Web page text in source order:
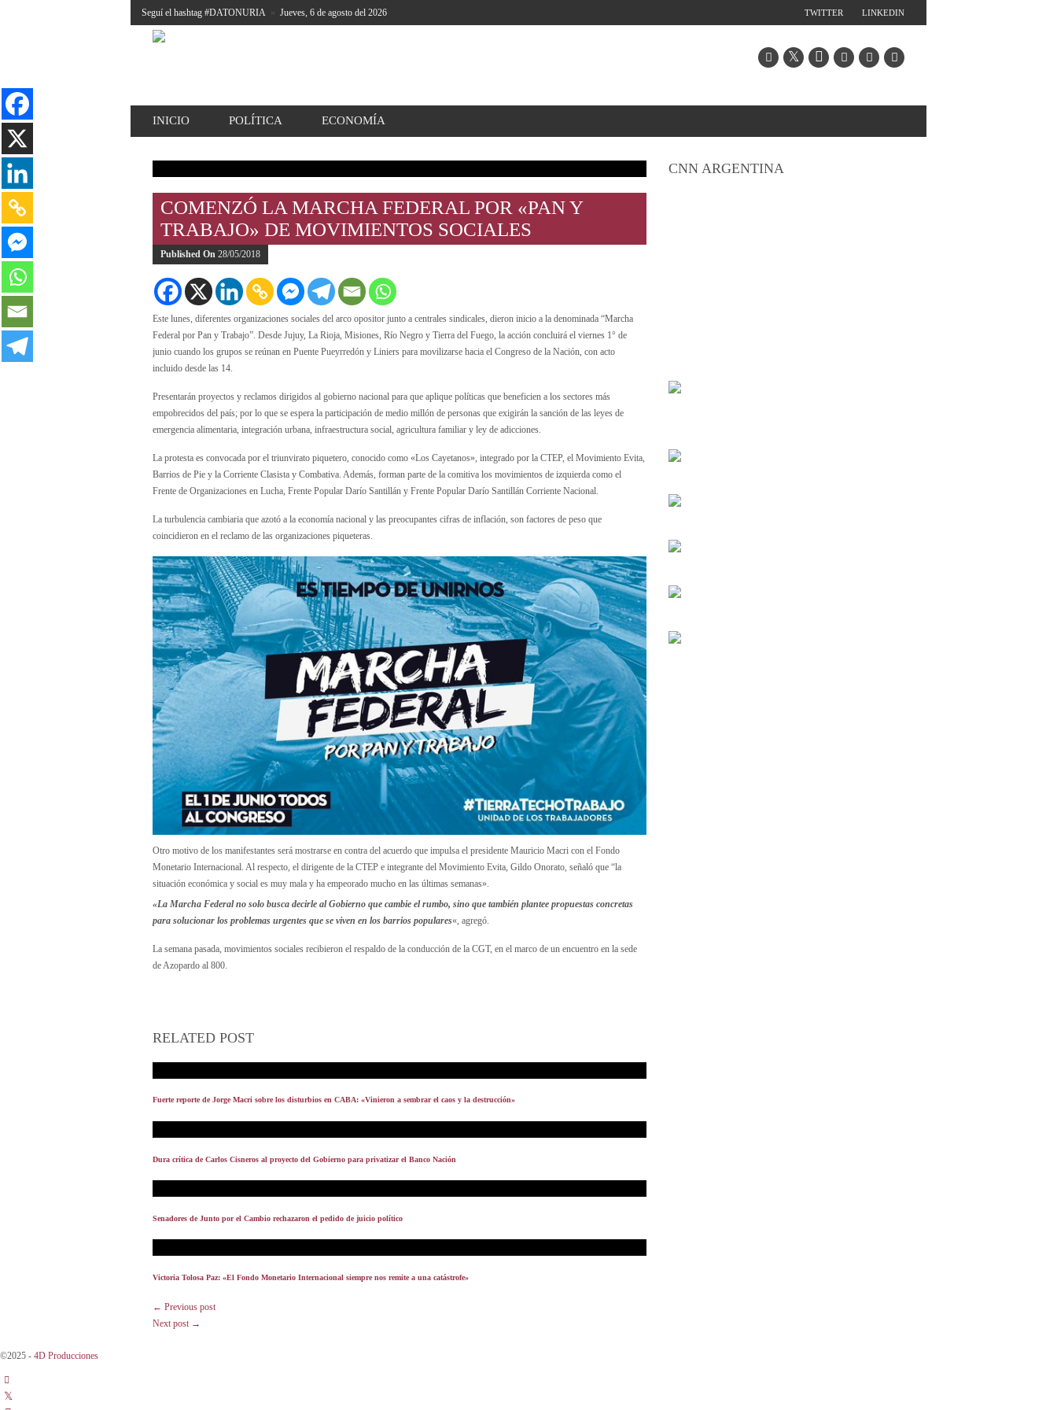
Seguí el hashtag #DATONURIA » Jueves, 6 de agosto del 2026 LINKEDIN
TWITTER
INICIO POLÍTICA ECONOMÍA
COMENZÓ LA MARCHA FEDERAL POR «PAN Y
TRABAJO» DE MOVIMIENTOS SOCIALES
Published On 28/05/2018
Este lunes, diferentes organizaciones sociales del arco opositor junto a centrales sindicales, dieron inicio a la denominada “Marcha
Federal por Pan y Trabajo”. Desde Jujuy, La Rioja, Misiones, Río Negro y Tierra del Fuego, la acción concluirá el viernes 1° de
junio cuando los grupos se reúnan en Puente Pueyrredón y Liniers para movilizarse hacia el Congreso de la Nación, con acto
incluido desde las 14.
Presentarán proyectos y reclamos dirigidos al gobierno nacional para que aplique políticas que beneficien a los sectores más
empobrecidos del país; por lo que se espera la participación de medio millón de personas que exigirán la sanción de las leyes de
emergencia alimentaria, integración urbana, infraestructura social, agricultura familiar y ley de adicciones.
La protesta es convocada por el triunvirato piquetero, conocido como «Los Cayetanos», integrado por la CTEP, el Movimiento Evita,
Barrios de Pie y la Corriente Clasista y Combativa. Además, forman parte de la comitiva los movimientos de izquierda como el
Frente de Organizaciones en Lucha, Frente Popular Darío Santillán y Frente Popular Darío Santillán Corriente Nacional.
La turbulencia cambiaria que azotó a la economía nacional y las preocupantes cifras de inflación, son factores de peso que
coincidieron en el reclamo de las organizaciones piqueteras.
Otro motivo de los manifestantes será mostrarse en contra del acuerdo que impulsa el presidente Mauricio Macri con el Fondo
Monetario Internacional. Al respecto, el dirigente de la CTEP e integrante del Movimiento Evita, Gildo Onorato, señaló que “la
situación económica y social es muy mala y ha empeorado mucho en las últimas semanas».
«La Marcha Federal no solo busca decirle al Gobierno que cambie el rumbo, sino que también plantee propuestas concretas
para solucionar los problemas urgentes que se viven en los barrios populares«, agregó.
La semana pasada, movimientos sociales recibieron el respaldo de la conducción de la CGT, en el marco de un encuentro en la sede
de Azopardo al 800.
RELATED POST
Fuerte reporte de Jorge Macri sobre los disturbios en CABA: «Vinieron a sembrar el caos y la destrucción»
Dura crítica de Carlos Cisneros al proyecto del Gobierno para privatizar el Banco Nación
Senadores de Junto por el Cambio rechazaron el pedido de juicio político
Victoria Tolosa Paz: «El Fondo Monetario Internacional siempre nos remite a una catástrofe»
← Previous post
Next post →
CNN ARGENTINA
©2025 - 4D Producciones